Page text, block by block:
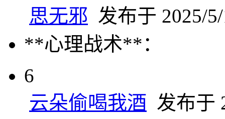
思无邪 发布于 2025/
**心理战术**：
6
云朵偷喝我酒 发布于